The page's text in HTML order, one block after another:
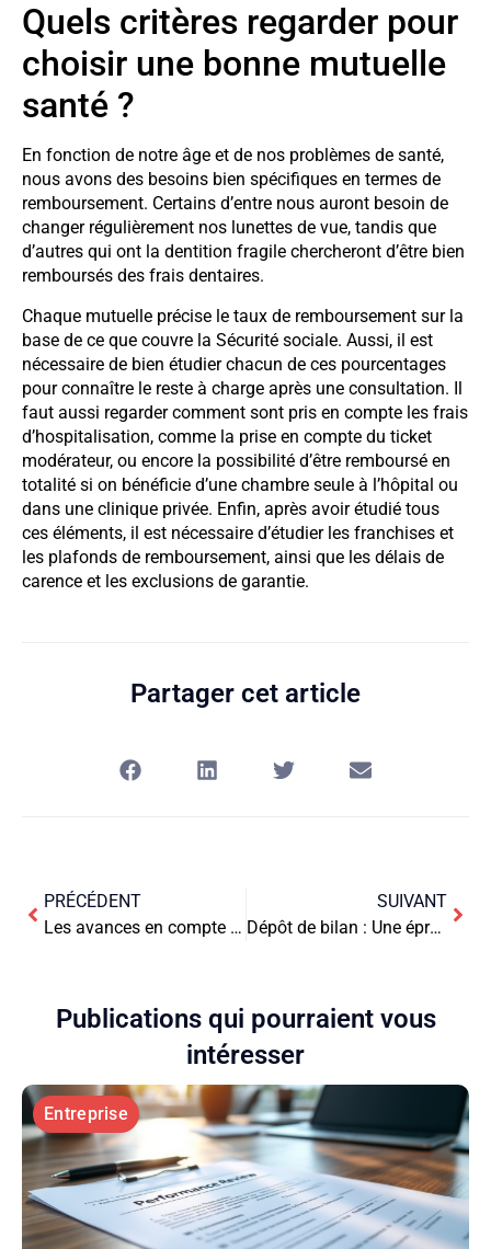
Quels critères regarder pour
choisir une bonne mutuelle
santé ?
En fonction de notre âge et de nos problèmes de santé,
nous avons des besoins bien spécifiques en termes de
remboursement. Certains d’entre nous auront besoin de
changer régulièrement nos lunettes de vue, tandis que
d’autres qui ont la dentition fragile chercheront d’être bien
remboursés des frais dentaires.
Chaque mutuelle précise le taux de remboursement sur la
base de ce que couvre la Sécurité sociale. Aussi, il est
nécessaire de bien étudier chacun de ces pourcentages
pour connaître le reste à charge après une consultation. Il
faut aussi regarder comment sont pris en compte les frais
d’hospitalisation, comme la prise en compte du ticket
modérateur, ou encore la possibilité d’être remboursé en
totalité si on bénéficie d’une chambre seule à l’hôpital ou
dans une clinique privée. Enfin, après avoir étudié tous
ces éléments, il est nécessaire d’étudier les franchises et
les plafonds de remboursement, ainsi que les délais de
carence et les exclusions de garantie.
Partager cet article
PRÉCÉDENT
Les avances en compte courant d’associé en EURL : un outil de financement flexible
SUIVANT
Dépôt de bilan : Une épreuve entrepreneuriale
Publications qui pourraient vous
intéresser
Entreprise